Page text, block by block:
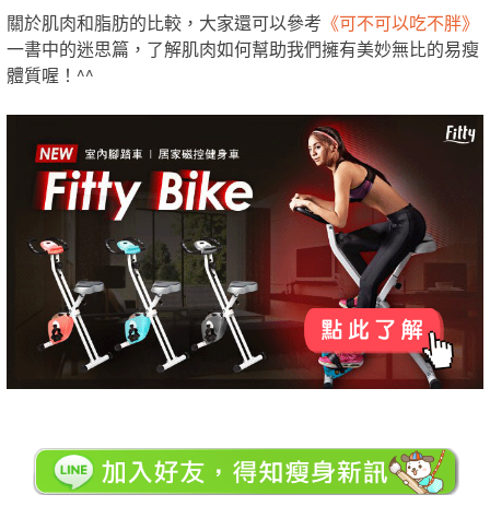
關於肌肉和脂肪的比較，大家還可以參考 《可不可以吃不胖》
一書中的迷思篇，了解肌肉如何幫助我們擁有美妙無比的易瘦
體質喔！^^